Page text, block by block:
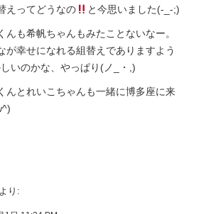
えってどうなの
と今思いました(-_-;)
んも希帆ちゃんもみたことないなー。
が幸せになれる組替えでありますよう
いのかな、やっぱり(ノ_・,)
んとれいこちゃんも一緒に博多座に来
より: